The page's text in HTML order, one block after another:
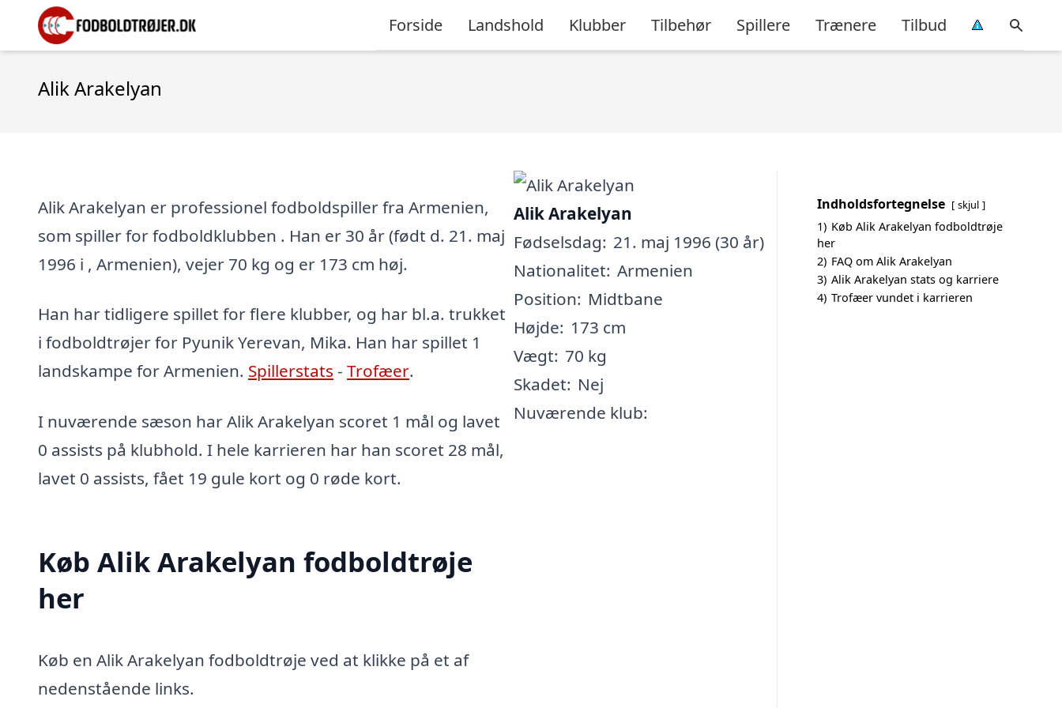
Forside Landshold Klubber Tilbehør Spillere Trænere Tilbud
Alik Arakelyan
Alik Arakelyan er professionel fodboldspiller fra Armenien,
som spiller for fodboldklubben . Han er 30 år (født d. 21. maj
1996 i , Armenien), vejer 70 kg og er 173 cm høj.
Han har tidligere spillet for flere klubber, og har bl.a. trukket
i fodboldtrøjer for Pyunik Yerevan, Mika. Han har spillet 1
landskampe for Armenien. Spillerstats - Trofæer.
I nuværende sæson har Alik Arakelyan scoret 1 mål og lavet
0 assists på klubhold. I hele karrieren har han scoret 28 mål,
lavet 0 assists, fået 19 gule kort og 0 røde kort.
Køb Alik Arakelyan fodboldtrøje
her
Køb en Alik Arakelyan fodboldtrøje ved at klikke på et af
nedenstående links.
Alik Arakelyan
Fødselsdag: 21. maj 1996 (30 år)
Nationalitet: Armenien
Position: Midtbane
Højde: 173 cm
Vægt: 70 kg
Skadet: Nej
Nuværende klub:
Indholdsfortegnelse skjul
1) Køb Alik Arakelyan fodboldtrøje
her
2) FAQ om Alik Arakelyan
3) Alik Arakelyan stats og karriere
4) Trofæer vundet i karrieren